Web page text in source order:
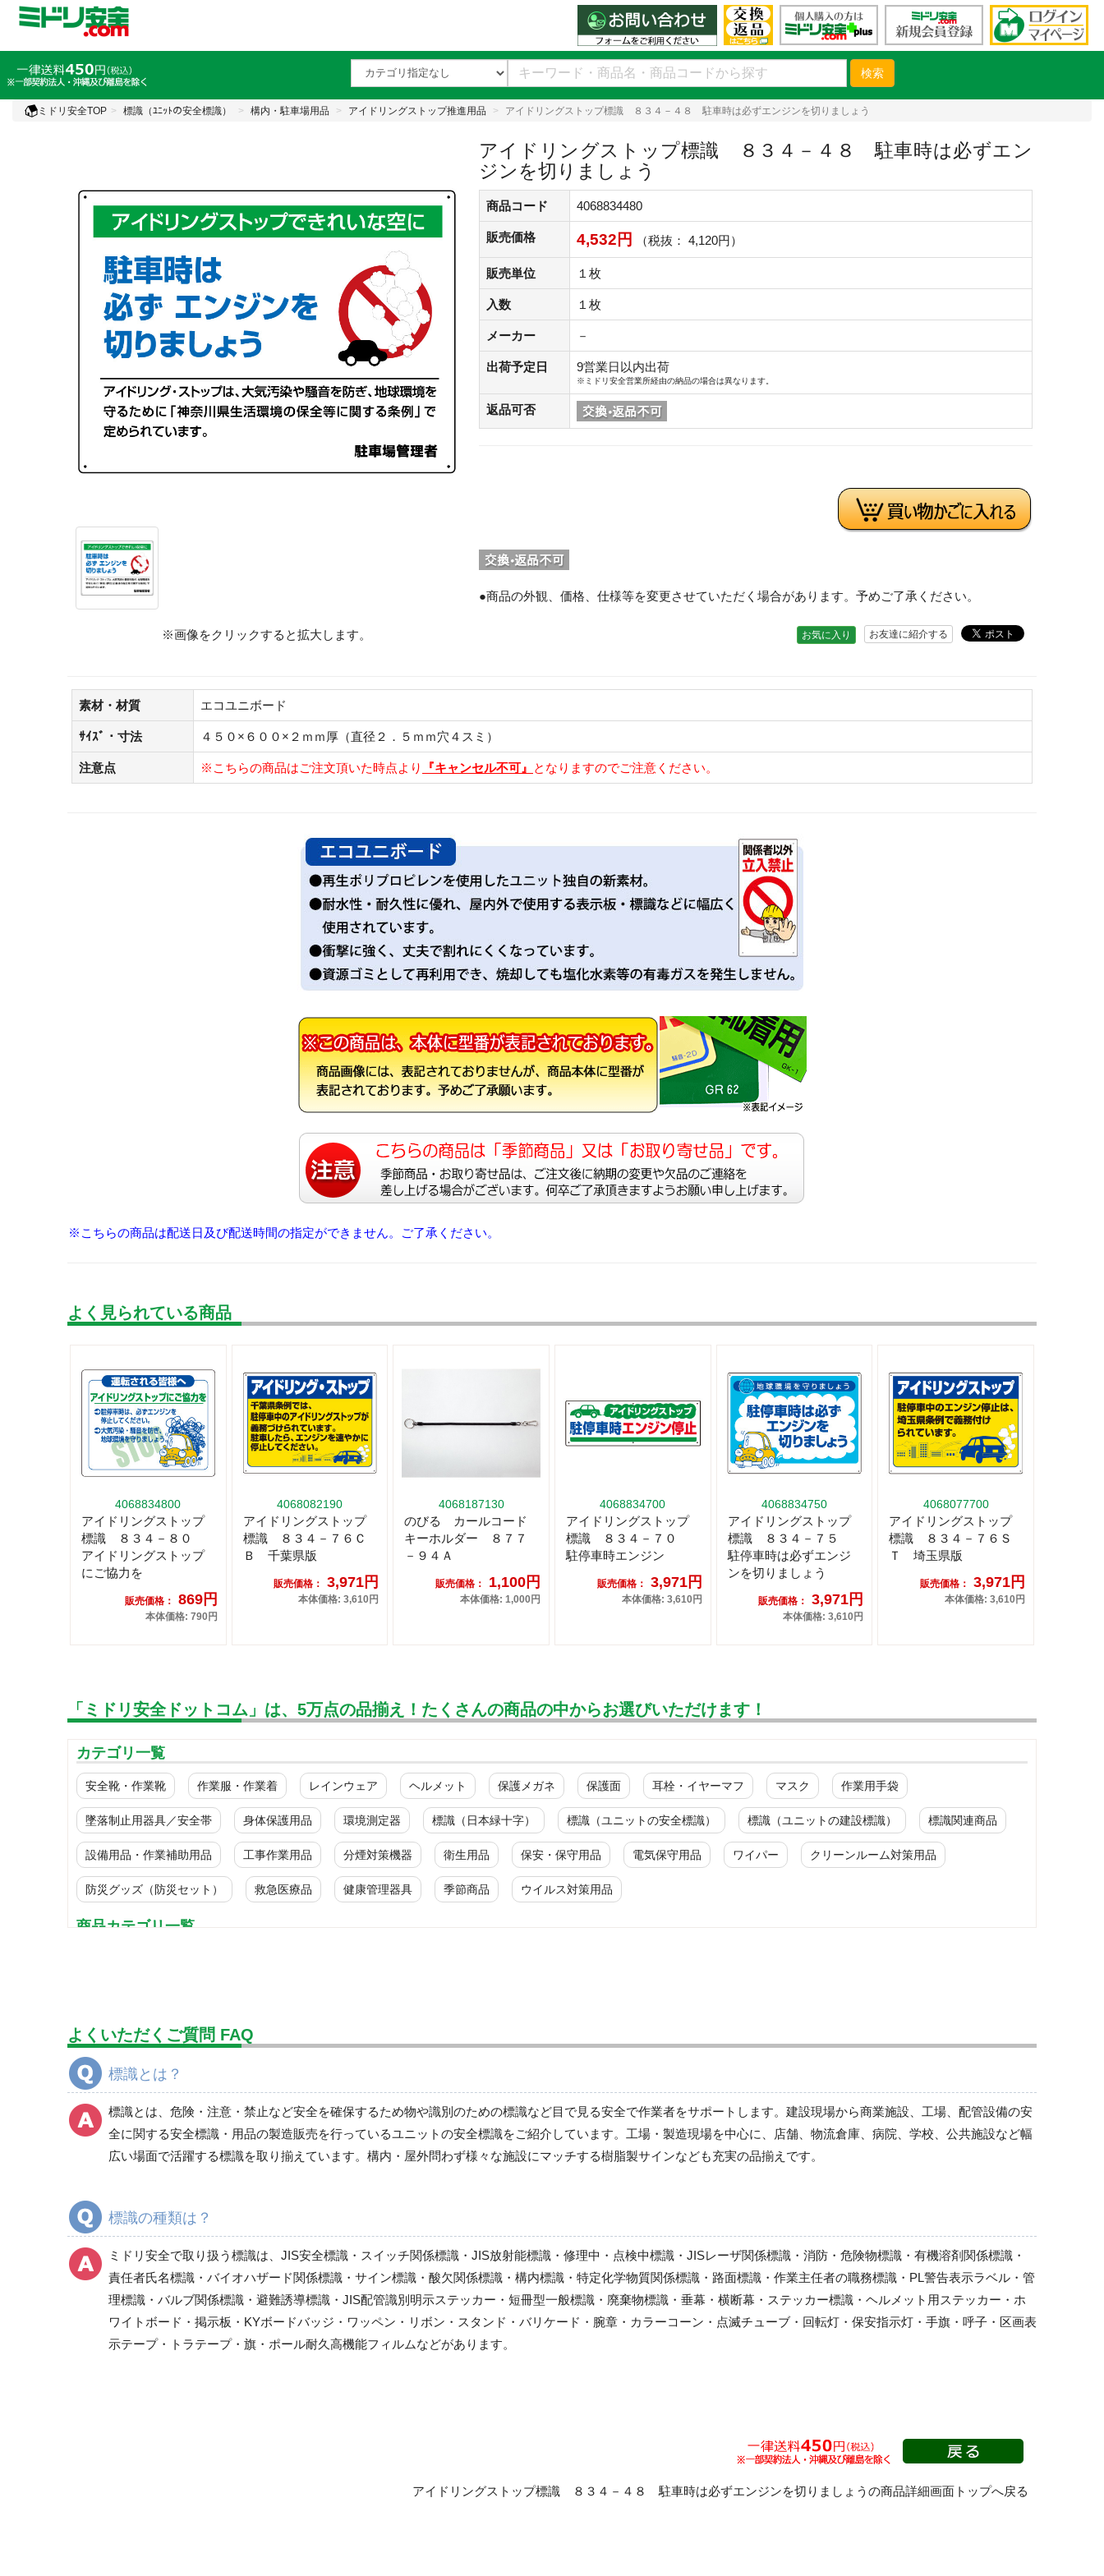
検索
ミドリ安全TOP 標識（ﾕﾆｯﾄの安全標識） 構内・駐車場用品 アイドリングストップ推進用品 アイドリングストップ標識 ８３４－４８ 駐車時は必ずエンジンを切りましょう
※画像をクリックすると拡大します。
アイドリングストップ標識 ８３４－４８ 駐車時は必ずエン
ジンを切りましょう
商品コード 4068834480
販売価格 4,532円 （税抜： 4,120円）
販売単位 １枚
入数 １枚
メーカー －
出荷予定日 9営業日以内出荷
※ミドリ安全営業所経由の納品の場合は異なります。
返品可否
●商品の外観、価格、仕様等を変更させていただく場合があります。予めご了承ください。
お友達に紹介する
お気に入り
素材・材質 エコユニボード
ｻｲｽﾞ・寸法 ４５０×６００×２ｍｍ厚（直径２．５ｍｍ穴４スミ）
注意点 ※こちらの商品はご注文頂いた時点より 『キャンセル不可』 となりますのでご注意ください。
※こちらの商品は配送日及び配送時間の指定ができません。ご了承ください。
よく見られている商品
4068834800
アイドリングストップ
標識 ８３４－８０
アイドリングストップ
にご協力を
販売価格： 869円
本体価格: 790円
4068082190
アイドリングストップ
標識 ８３４－７６Ｃ
Ｂ 千葉県版
販売価格： 3,971円
本体価格: 3,610円
4068187130
のびる カールコード
キーホルダー ８７７
－９４Ａ
販売価格： 1,100円
本体価格: 1,000円
4068834700
アイドリングストップ
標識 ８３４－７０
駐停車時エンジン
販売価格： 3,971円
本体価格: 3,610円
4068834750
アイドリングストップ
標識 ８３４－７５
駐停車時は必ずエンジ
ンを切りましょう
販売価格： 3,971円
本体価格: 3,610円
4068077700
アイドリングストップ
標識 ８３４－７６Ｓ
Ｔ 埼玉県版
販売価格： 3,971円
本体価格: 3,610円
「ミドリ安全ドットコム」は、5万点の品揃え！たくさんの商品の中からお選びいただけます！
カテゴリ一覧
安全靴・作業靴 作業服・作業着 レインウェア ヘルメット 保護メガネ 保護面 耳栓・イヤーマフ マスク 作業用手袋
墜落制止用器具／安全帯 身体保護用品 環境測定器 標識（日本緑十字） 標識（ユニットの安全標識） 標識（ユニットの建設標識） 標識関連商品
設備用品・作業補助用品 工事作業用品 分煙対策機器 衛生用品 保安・保守用品 電気保守用品 ワイパー クリーンルーム対策用品
防災グッズ（防災セット） 救急医療品 健康管理器具 季節商品 ウイルス対策用品
商品カテゴリ一覧
喫煙所標識
注意標識
衛生標識
通路、とまれ・一時停止標識
作業主任者職務表示板
酸欠危険標識・有害物質標識
レーザ標識
放射能標識
はさまれ・巻き込まれ注意標識
管理表示板
製造物責任（PL)警告表示ラベル
よくいただくご質問 FAQ
標識とは？
標識とは、危険・注意・禁止など安全を確保するため物や識別のための標識など目で見る安全で作業者をサポートします。建設現場から商業施設、工場、配管設備の安
全に関する安全標識・用品の製造販売を行っているユニットの安全標識をご紹介しています。工場・製造現場を中心に、店舗、物流倉庫、病院、学校、公共施設など幅
広い場面で活躍する標識を取り揃えています。構内・屋外問わず様々な施設にマッチする樹脂製サインなども充実の品揃えです。
標識の種類は？
ミドリ安全で取り扱う標識は、JIS安全標識・スイッチ関係標識・JIS放射能標識・修理中・点検中標識・JISレーザ関係標識・消防・危険物標識・有機溶剤関係標識・
責任者氏名標識・バイオハザード関係標識・サイン標識・酸欠関係標識・構内標識・特定化学物質関係標識・路面標識・作業主任者の職務標識・PL警告表示ラベル・管
理標識・バルブ関係標識・避難誘導標識・JIS配管識別明示ステッカー・短冊型一般標識・廃棄物標識・垂幕・横断幕・ステッカー標識・ヘルメット用ステッカー・ホ
ワイトボード・掲示板・KYボードバッジ・ワッペン・リボン・スタンド・バリケード・腕章・カラーコーン・点滅チューブ・回転灯・保安指示灯・手旗・呼子・区画表
示テープ・トラテープ・旗・ポール耐久高機能フィルムなどがあります。
アイドリングストップ標識 ８３４－４８ 駐車時は必ずエンジンを切りましょうの商品詳細画面トップへ戻る